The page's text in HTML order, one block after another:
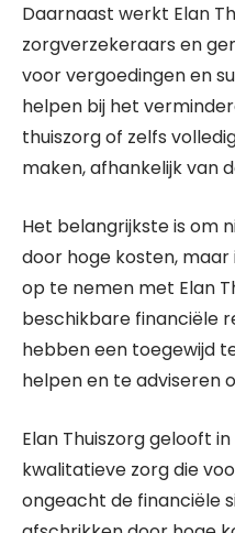
Daarnaast werkt Elan
zorgverzekeraars en
voor vergoedingen en
helpen bij het
thuiszorg of zelfs
maken, afhankelijk van
Het belangrijkste is om
door hoge kosten,
op te nemen met Elan
beschikbare financiële
hebben een toegewijd
helpen en te adviseren
Elan Thuiszorg gelooft
kwalitatieve zorg die
ongeacht de financiële